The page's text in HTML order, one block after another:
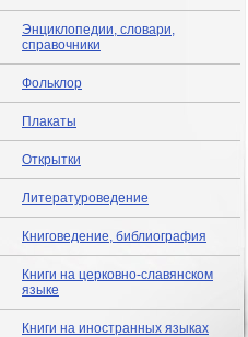
Энциклопедии, словари,
справочники
Фольклор
Плакаты
Открытки
Литературоведение
Книговедение, библиография
Книги на церковно-славянском
языке
Книги на иностранных языках